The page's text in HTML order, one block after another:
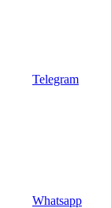
Telegram
Whatsapp